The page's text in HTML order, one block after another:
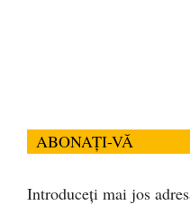
ABONAȚI-VĂ
Introduceți mai jos